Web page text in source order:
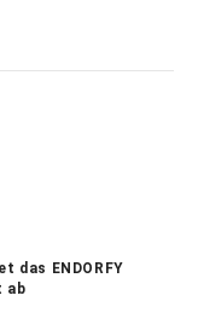
das ENDORFY
ab